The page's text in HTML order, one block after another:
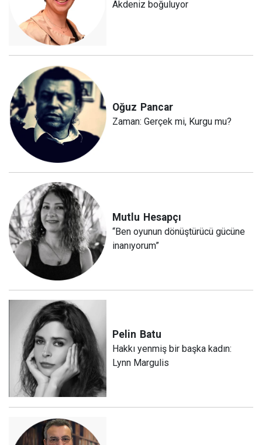
Akdeniz boğuluyor
Oğuz Pancar
Zaman: Gerçek mi, Kurgu mu?
Mutlu Hesapçı
“Ben oyunun dönüştürücü gücüne
inanıyorum”
Pelin Batu
Hakkı yenmiş bir başka kadın:
Lynn Margulis